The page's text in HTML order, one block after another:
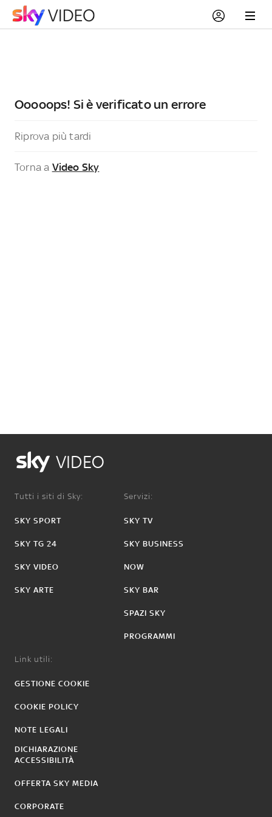
Ooooops! Si è verificato un errore
Riprova più tardi
Torna a Video Sky
VIDEO
Tutti i siti di Sky:
SKY SPORT
SKY TG 24
SKY VIDEO
SKY ARTE
Servizi:
SKY TV
SKY BUSINESS
NOW
SKY BAR
SPAZI SKY
PROGRAMMI
Link utili:
GESTIONE COOKIE
COOKIE POLICY
NOTE LEGALI
DICHIARAZIONE
ACCESSIBILITÀ
OFFERTA SKY MEDIA
CORPORATE